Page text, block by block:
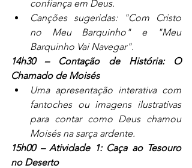
confiança em Deus.
Canções sugeridas: "Com Cristo
no Meu Barquinho" e "Meu
Barquinho Vai Navegar".
14h30 – Contação de História: O
Chamado de Moisés
Uma apresentação interativa com
fantoches ou imagens ilustrativas
para contar como Deus chamou
Moisés na sarça ardente.
15h00 – Atividade 1: Caça ao Tesouro
no Deserto